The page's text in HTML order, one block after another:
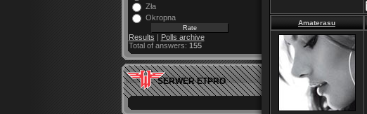
Zła
Okropna
Results | Polls archive
Total of answers: 155
SERWER ETPRO
Amaterasu